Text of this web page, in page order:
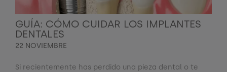
GUÍA: CÓMO CUIDAR LOS IMPLANTES
DENTALES
22 NOVIEMBRE
Si recientemente has perdido una pieza dental o te